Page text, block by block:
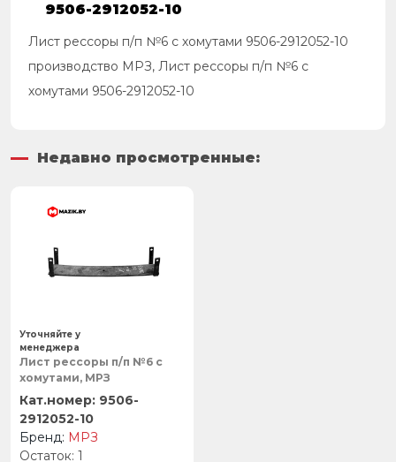
9506-2912052-10
Лист рессоры п/п №6 с хомутами 9506-2912052-10
производство МРЗ, Лист рессоры п/п №6 с
хомутами 9506-2912052-10
Недавно просмотренные:
Лист рессоры п/п №6 с
хомутами, МРЗ
9506-
2912052-10
МРЗ
1
Уточняйте у
менеджера